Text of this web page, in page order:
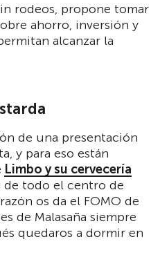
rodeos, propone tomar
ahorro, inversión y
alcanzar la
de una presentación
y para eso están
Limbo y su cervecería
de todo el centro de
os da el FOMO de
de Malasaña siempre
quedaros a dormir en